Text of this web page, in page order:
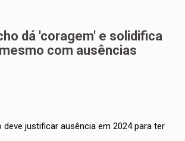
dá 'coragem' e solidifica
com ausências